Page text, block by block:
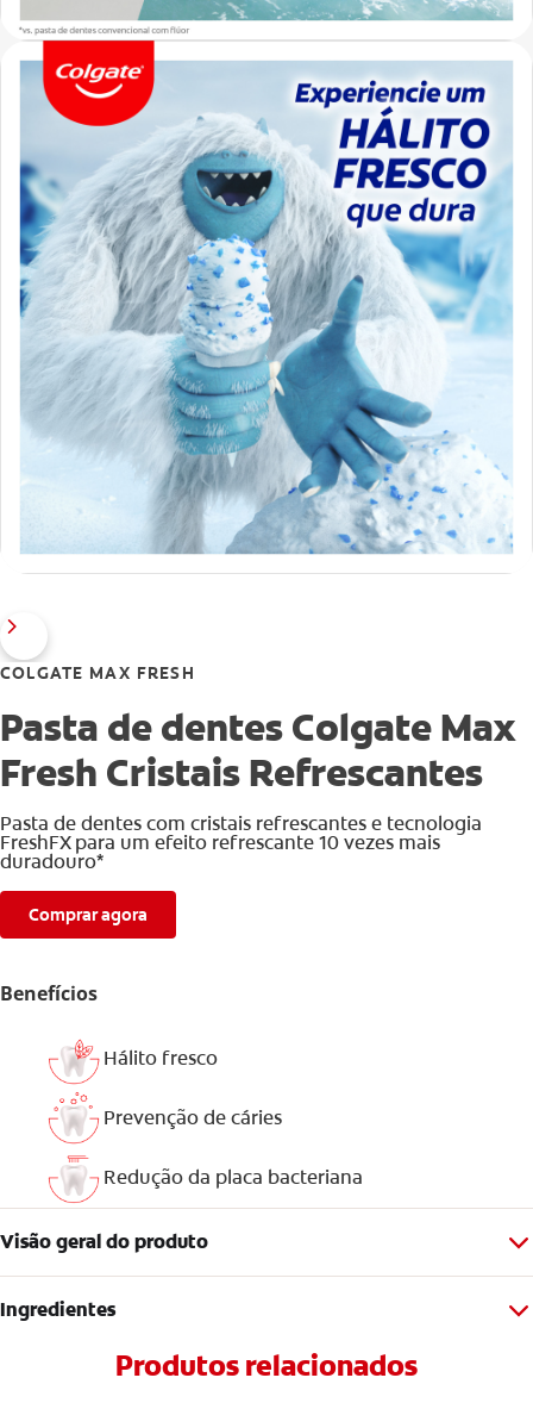
COLGATE MAX FRESH
Pasta de dentes Colgate Max
Fresh Cristais Refrescantes
Pasta de dentes com cristais refrescantes e tecnologia
FreshFX para um efeito refrescante 10 vezes mais
duradouro*
Comprar agora
Benefícios
Hálito fresco
Prevenção de cáries
Redução da placa bacteriana
Visão geral do produto
Ingredientes
Produtos relacionados